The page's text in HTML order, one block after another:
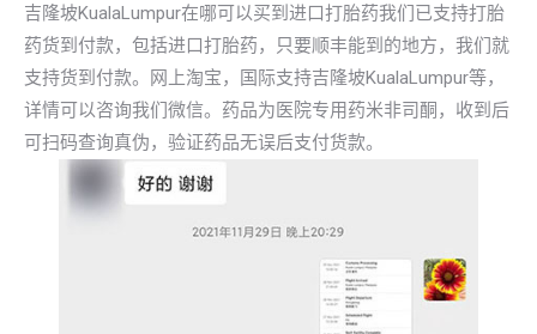
吉隆坡KualaLumpur在哪可以买到进口打胎药我们已支持打胎
药货到付款，包括进口打胎药，只要顺丰能到的地方，我们就
支持货到付款。网上淘宝，国际支持吉隆坡KualaLumpur等，
详情可以咨询我们微信。药品为医院专用药米非司酮，收到后
可扫码查询真伪，验证药品无误后支付货款。